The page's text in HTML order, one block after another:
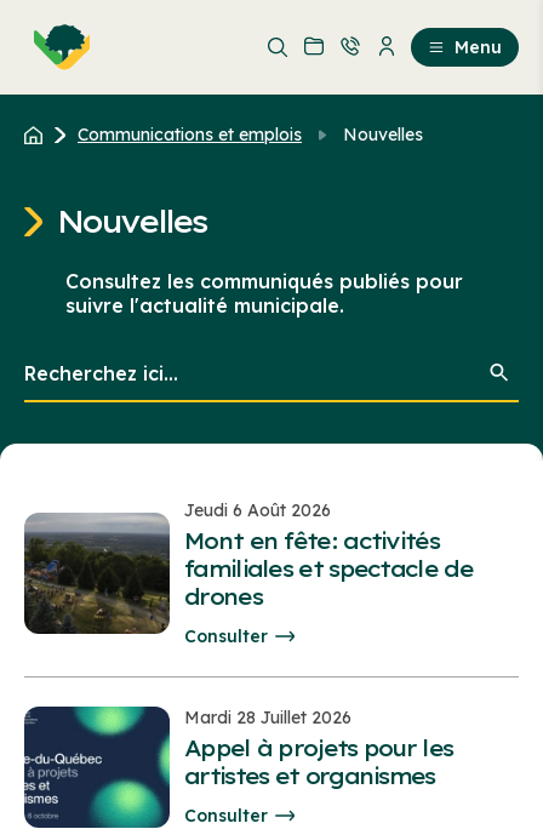
contenu
au
contenu
Menu
Communications et emplois Nouvelles
Nouvelles
Consultez les communiqués publiés pour
suivre l'actualité municipale.
ici...
Jeudi 6 Août 2026
Mont en fête: activités
familiales et spectacle de
drones
Consulter
Mardi 28 Juillet 2026
Appel à projets pour les
artistes et organismes
Consulter